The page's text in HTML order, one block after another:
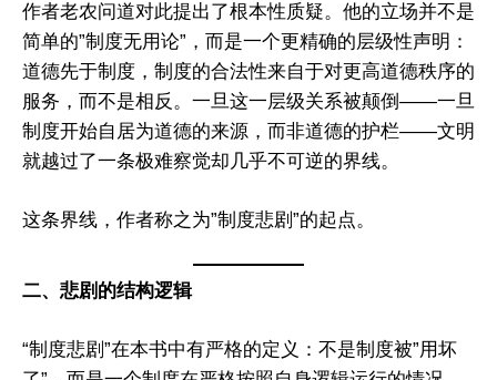
作者老农问道对此提出了根本性质疑。他的立场并不是
简单的”制度无用论”，而是一个更精确的层级性声明：
道德先于制度，制度的合法性来自于对更高道德秩序的
服务，而不是相反。一旦这一层级关系被颠倒——一旦
制度开始自居为道德的来源，而非道德的护栏——文明
就越过了一条极难察觉却几乎不可逆的界线。
这条界线，作者称之为”制度悲剧”的起点。
二、悲剧的结构逻辑
“制度悲剧”在本书中有严格的定义：不是制度被”用坏